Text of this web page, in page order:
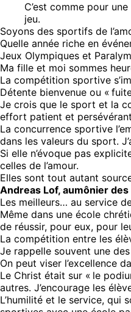
C’est comme pour
jeu.
Soyons des sportifs de
Quelle année riche en
Jeux Olympiques et
Ma fille et moi sommes
La compétition sportive
Détente bienvenue ou «
Je crois que le sport et la
effort patient et
La concurrence sportive
dans les valeurs du sport.
Si elle n’évoque pas
celles de l’amour.
Elles sont tout autant
Andreas Lof, aumônier
Les meilleurs… au service
Même dans une école
de réussir, pour eux, pour
La compétition entre les
Je rappelle souvent une
On peut viser l’excellence
Le Christ était sur « le
autres. J’encourage les
L’humilité et le service, qui